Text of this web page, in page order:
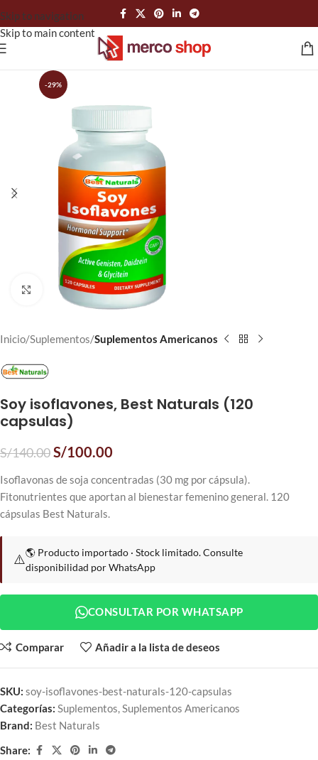
Skip to navigation
Skip to main content
-29%
Click to enlarge
Inicio Suplementos Suplementos Americanos
Soy isoflavones, Best Naturals (120
capsulas)
S/140.00S/100.00
Isoflavonas de soja concentradas (30 mg por cápsula).
Fitonutrientes que aportan al bienestar femenino general. 120
cápsulas Best Naturals.
⚠️🌎 Producto importado · Stock limitado. Consulte
disponibilidad por WhatsApp
CONSULTAR POR WHATSAPP
Comparar Añadir a la lista de deseos
SKU: soy-isoflavones-best-naturals-120-capsulas
Categorías: Suplementos,Suplementos Americanos
Brand: Best Naturals
Share: